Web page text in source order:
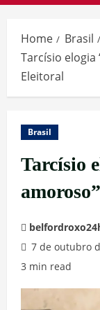
Home
Brasil
Tarcísio elogia
Eleitoral
Brasil
Tarcísio
7 de outubro
3 min read